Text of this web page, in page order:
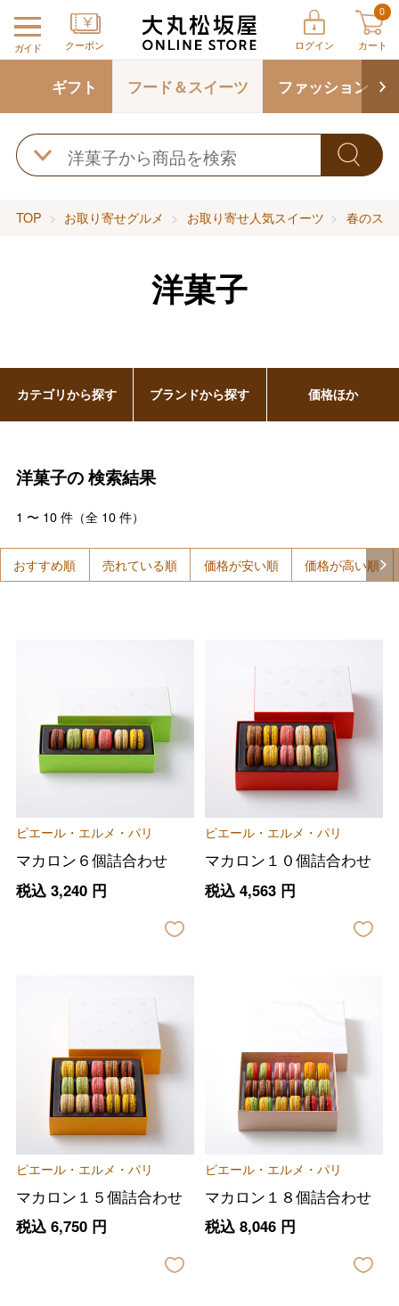
ガイド クーポン ログイン
0
カート
ギフト フード＆スイーツ ファッション
TOP お取り寄せグルメ お取り寄せ人気スイーツ 春のス
洋菓子
洋菓子の検索結果
1 〜 10件（全 10件）
おすすめ順 売れている順 価格が安い順 価格が高い順
ピエール・エルメ・パリ
マカロン６個詰合わせ
税込 3,240円
ピエール・エルメ・パリ
マカロン１０個詰合わせ
税込 4,563円
ピエール・エルメ・パリ
マカロン１５個詰合わせ
税込 6,750円
ピエール・エルメ・パリ
マカロン１８個詰合わせ
税込 8,046円
カテゴリから探す ブランドから探す 価格ほか